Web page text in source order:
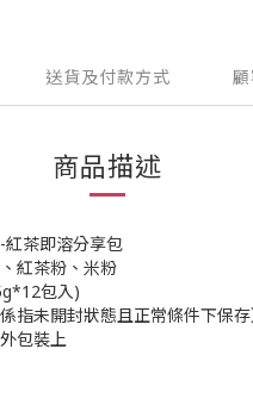
送貨及付款方式
商品描述
茶即溶分享包
紅茶粉、米粉
包入)
指未開封狀態且正常條件下保存
包裝上